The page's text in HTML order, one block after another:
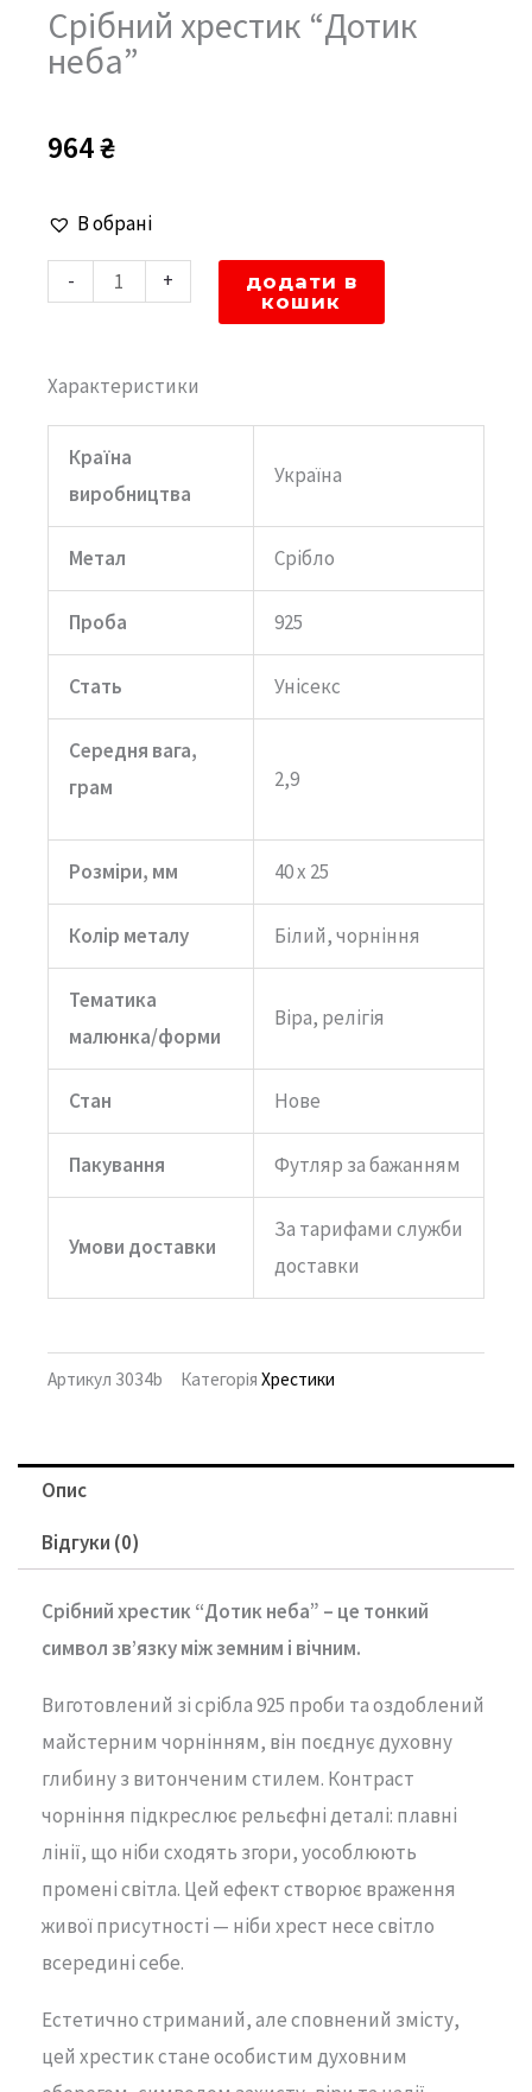
Срібний хрестик “Дотик
неба”
964₴
В обрані
-
Срібний
хрестик
"Дотик
+
додати в
кошик
Характеристики
Країна
виробництва
Україна
Метал Срібло
Проба 925
Стать Унісекс
Середня вага,
грам
2,9
Розміри, мм 40 х 25
Колір металу Білий, чорніння
Тематика
малюнка/форми
Віра, релігія
Стан Нове
Пакування Футляр за бажанням
Умови доставки
За тарифами служби
доставки
Артикул 3034b Категорія Хрестики
Опис
Відгуки (0)
Срібний хрестик “Дотик неба” – це тонкий
символ зв’язкуміжземним і вічним.
Виготовлений зісрібла925 проби таоздоблений
майстерним чорнінням, він поєднуєдуховну
глибинуз витонченим стилем. Контраст
чорніння підкреслює рельєфнідеталі: плавні
лінії, що ніби сходять згори,уособлюють
променісвітла. Цей ефектстворює враження
живоїприсутності — ніби хрест несесвітло
всерединісебе.
Естетичностриманий,алесповнений змісту,
цей хрестикстанеособистим духовним